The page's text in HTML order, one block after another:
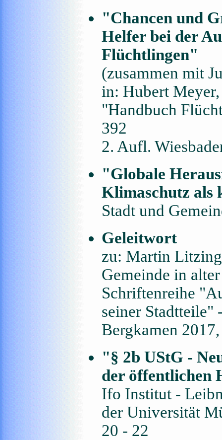
"Chancen und
Helfer bei der
Flüchtlingen"
(zusammen mit
in: Hubert
"Handbuch
392
2. Aufl.
"Globale
Klimaschutz als
Stadt und
Geleitwort
zu: Martin
Gemeinde in
Schriftenreihe
seiner Stadtteile"
Bergkamen
"§ 2b UStG -
der öffentlichen
Ifo Institut -
der Universität
20 - 22